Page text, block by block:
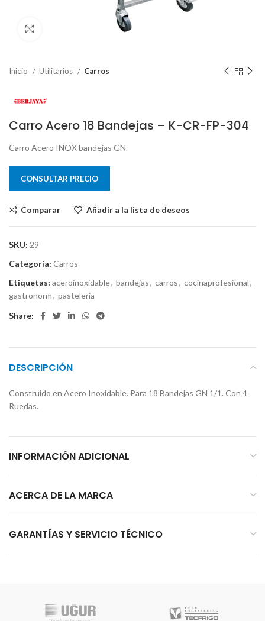
Inicio Utilitarios Carros
Carro Acero 18 Bandejas – K-CR-FP-304
Carro Acero INOX bandejas GN.
CONSULTAR PRECIO
Comparar Añadir a la lista de deseos
SKU: 29
Categoría: Carros
Etiquetas: aceroinoxidable, bandejas, carros, cocinaprofesional,
gastronorm, pasteleria
Share:
DESCRIPCIÓN
Construido en Acero Inoxidable. Para 18 Bandejas GN 1/1. Con 4
Ruedas.
INFORMACIÓN ADICIONAL
ACERCA DE LA MARCA
GARANTÍAS Y SERVICIO TÉCNICO